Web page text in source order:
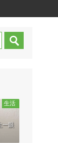
生活
一眼